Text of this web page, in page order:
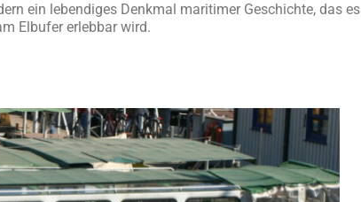
ein lebendiges Denkmal maritimer Geschichte, das es
Elbufer erlebbar wird.